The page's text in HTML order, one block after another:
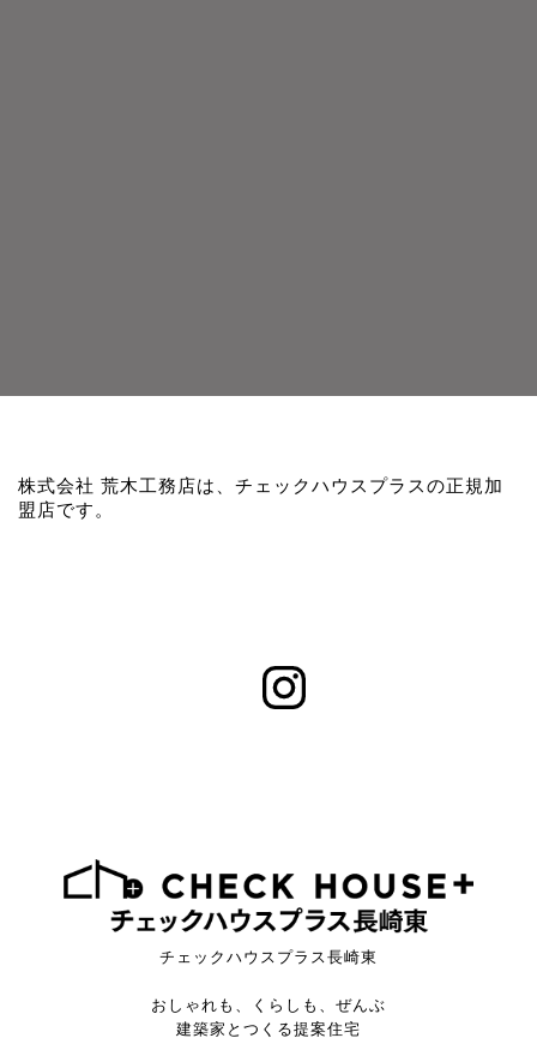
株式会社 荒木工務店は、チェックハウスプラスの正規加
盟店です。
チェックハウスプラス長崎東
おしゃれも、くらしも、ぜんぶ
建築家とつくる提案住宅